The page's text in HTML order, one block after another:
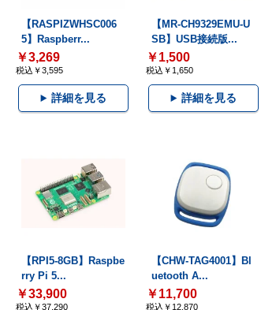
【RASPIZWHSC006
5】Raspberr...
￥3,269
税込￥3,595
詳細を見る
【MR-CH9329EMU-U
SB】USB接続版...
￥1,500
税込￥1,650
詳細を見る
【RPI5-8GB】Raspbe
rry Pi 5...
￥33,900
税込￥37,290
【CHW-TAG4001】Bl
uetooth A...
￥11,700
税込￥12,870